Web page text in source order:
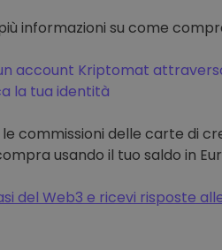
informazioni su come
account Kriptomat
la tua identità
commissioni delle carte di
usando il tuo saldo in
del Web3 e ricevi risposte